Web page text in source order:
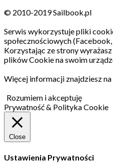
© 2010-2019 Sailbook.pl
Serwis wykorzystuje pliki
społecznościowych
Korzystając ze strony
plików Cookie na swoim
Więcej informacji znajdziesz na
Rozumiem i akceptuję
Prywatność & Polityka Cookie
Close
Ustawienia Prywatności